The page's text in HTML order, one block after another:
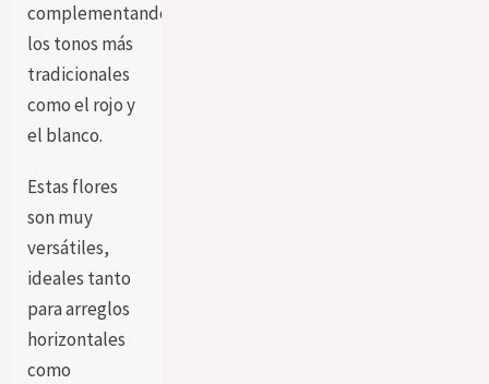
complementando
los tonos más
tradicionales
como el rojo y
el blanco.
Estas flores
son muy
versátiles,
ideales tanto
para arreglos
horizontales
como